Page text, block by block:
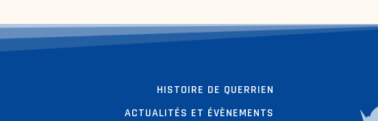
HISTOIRE DE QUERRIEN
ACTUALITÉS ET ÉVÈNEMENTS